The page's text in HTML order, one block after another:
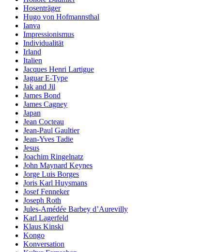
Hosenträger
Hugo von Hofmannsthal
Ianva
Impressionismus
Individualität
Irland
Italien
Jacques Henri Lartigue
Jaguar E-Type
Jak and Jil
James Bond
James Cagney
Japan
Jean Cocteau
Jean-Paul Gaultier
Jean-Yves Tadie
Jesus
Joachim Ringelnatz
John Maynard Keynes
Jorge Luis Borges
Joris Karl Huysmans
Josef Fenneker
Joseph Roth
Jules-Amédée Barbey d’Aurevilly
Karl Lagerfeld
Klaus Kinski
Kongo
Konversation